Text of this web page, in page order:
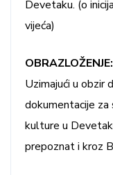
Devetaku. (o
vijeća)
OBRAZLOŽENJE:
Uzimajući u obzir
dokumentacije za
kulture u
prepoznat i kroz